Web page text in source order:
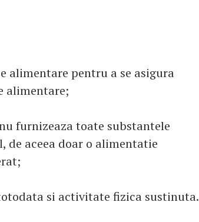
alimentare pentru a se asigura
alimentare;
furnizeaza toate substantele
de aceea doar o alimentatie
si activitate fizica sustinuta.